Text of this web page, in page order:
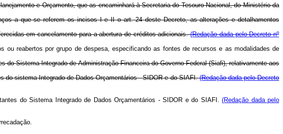
e Orçamento, que as encaminhará à Secretaria do Tesouro Nacional, do Ministério da
a que se referem os incisos I e II o art. 24 deste Decreto, as alterações e detalhamentos
em cancelamento para a abertura de créditos adicionais.(Redação dada pelo Decreto nº
reabertos por grupo de despesa, especificando as fontes de recursos e as modalidades de
Sistema Integrado de Administração Financeira do Governo Federal (Siafi), relativamente aos
do sistema Integrado de Dados Orçamentários - SIDOR e do SIAFI.(Redação dada pelo Decreto
do Sistema Integrado de Dados Orçamentários - SIDOR e do SIAFI.(Redação dada pelo